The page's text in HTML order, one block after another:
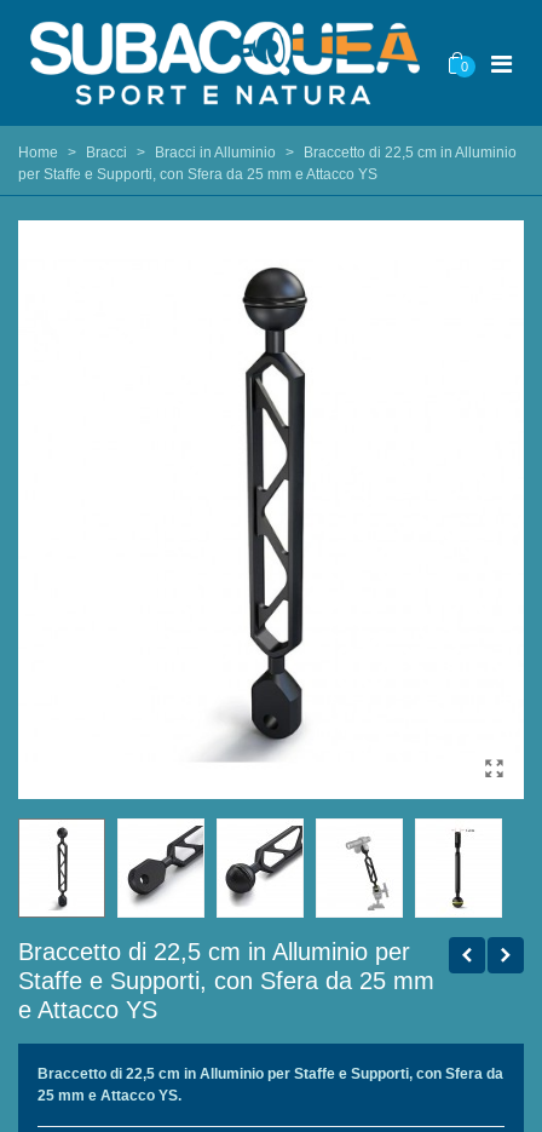
0
Home > Bracci > Bracci in Alluminio >
Braccetto di 22,5 cm in Alluminio
per Staffe e Supporti, con Sfera da 25 mm e Attacco YS
Braccetto di 22,5 cm in Alluminio per
Staffe e Supporti, con Sfera da 25 mm
e Attacco YS
Braccetto di 22,5 cm in Alluminio per Staffe e Supporti, con Sfera da
25 mm e Attacco YS.